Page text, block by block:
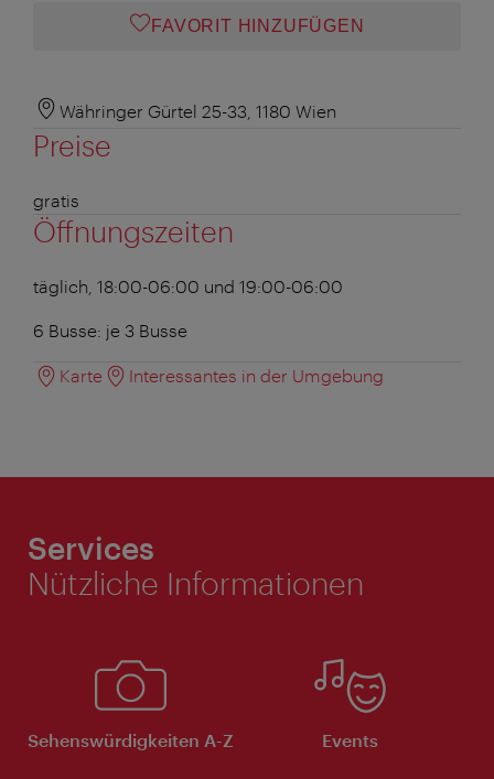
FAVORIT HINZUFÜGEN
Währinger Gürtel 25-33, 1180 Wien
Preise
gratis
Öffnungszeiten
täglich, 18:00-06:00 und 19:00-06:00
6 Busse: je 3 Busse
Karte Interessantes in der Umgebung
Services
Nützliche Informationen
Sehenswürdigkeiten A-Z Events